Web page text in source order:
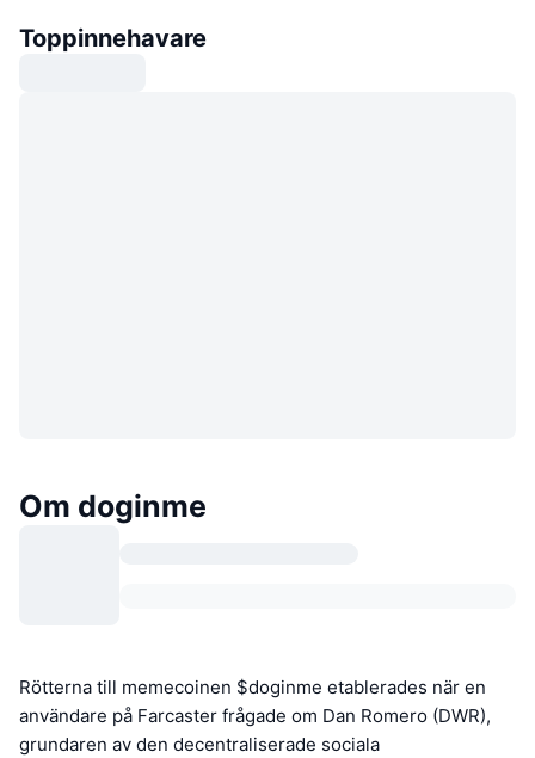
Toppinnehavare
Om doginme
Rötterna till memecoinen $doginme etablerades när en
användare på Farcaster frågade om Dan Romero (DWR),
grundaren av den decentraliserade sociala